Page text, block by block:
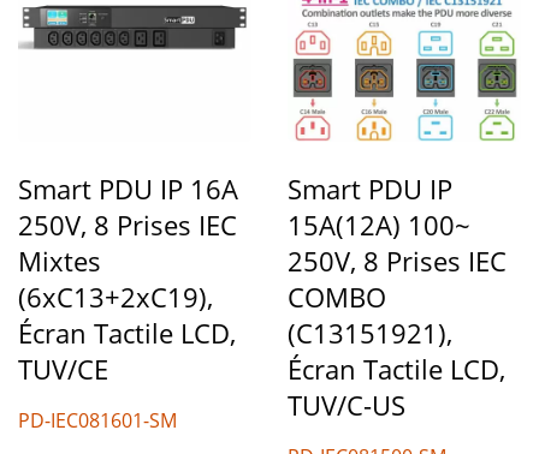
Smart PDU IP 16A
250V, 8 Prises IEC
Mixtes
(6xC13+2xC19),
Écran Tactile LCD,
TUV/CE
PD-IEC081601-SM
Smart PDU IP
15A(12A) 100~
250V, 8 Prises IEC
COMBO
(C13151921),
Écran Tactile LCD,
TUV/C-US